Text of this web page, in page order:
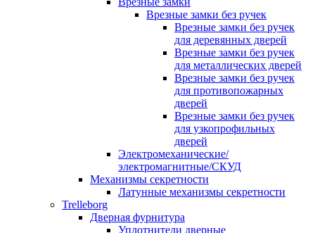
Врезные замки без ручек
Врезные замки без ручек
для деревянных дверей
Врезные замки без ручек
для металлических дверей
Врезные замки без ручек
для противопожарных
дверей
Врезные замки без ручек
для узкопрофильных
дверей
Электромеханические/
электромагнитные/СКУД
Механизмы секретности
Латунные механизмы секретности
Trelleborg
Дверная фурнитура
Уплотнители дверные